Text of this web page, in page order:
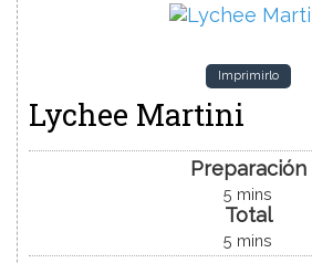
Imprimirlo
Lychee Martini
Preparación
5 mins
Total
5 mins